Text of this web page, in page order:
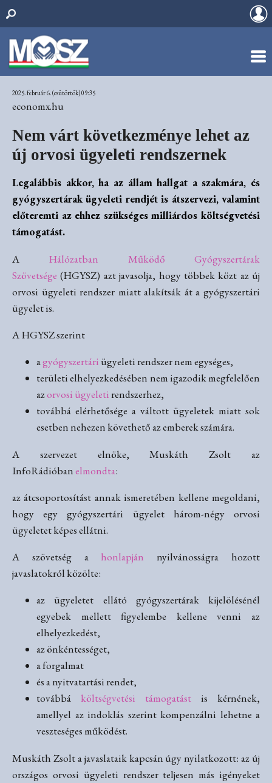
2025. február 6. (csütörtök) 09:35
economx.hu
Nem várt következménye lehet az
új orvosi ügyeleti rendszernek
Legalábbis akkor, ha az állam hallgat a szakmára, és
gyógyszertárak ügyeleti rendjét is átszervezi, valamint
előteremti az ehhez szükséges milliárdos költségvetési
támogatást.
A
Hálózatban Működő Gyógyszertárak
Szövetsége (HGYSZ) azt javasolja, hogy többek közt az új
orvosi ügyeleti rendszer miatt alakítsák át a gyógyszertári
ügyelet is.
A HGYSZ szerint
agyógyszertári ügyeleti rendszer nem egységes,
területi elhelyezkedésében nem igazodik megfelelően
azorvosi ügyeleti rendszerhez,
továbbá elérhetősége a váltott ügyeletek miatt sok
esetben nehezen követhető az emberek számára.
A szervezet elnöke, Muskáth Zsolt az
InfoRádióbanelmondta:
az átcsoportosítást annak ismeretében kellene megoldani,
hogy egy gyógyszertári ügyelet három-négy orvosi
ügyeletet képes ellátni.
A szövetség a honlapján
nyilvánosságra hozott
javaslatokról közölte:
az ügyeletet ellátó gyógyszertárak kijelölésénél
egyebek mellett figyelembe kellene venni az
elhelyezkedést,
az önkéntességet,
a forgalmat
és a nyitvatartási rendet,
továbbá
költségvetési támogatást
is kérnének,
amellyel az indoklás szerint kompenzálni lehetne a
veszteséges működést.
Muskáth Zsolt a javaslataik kapcsán úgy nyilatkozott: az új
országos orvosi ügyeleti rendszer teljesen más igényeket